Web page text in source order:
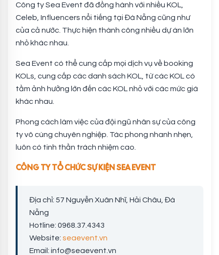
Công ty Sea Event đã đồng hành với nhiều KOL,
Celeb, Influencers nổi tiếng tại Đà Nẵng cũng như
của cả nước. Thực hiện thành công nhiều dự án lớn
nhỏ khác nhau.
Sea Event có thể cung cấp mọi dịch vụ về booking
KOLs, cung cấp các danh sách KOL, từ các KOL có
tầm ảnh hưởng lớn đến các KOL nhỏ với các mức giá
khác nhau.
Phong cách làm việc của đội ngũ nhân sự của công
ty vô cùng chuyên nghiệp. Tác phong nhanh nhẹn,
luôn có tinh thần trách nhiệm cao.
CÔNG TY TỔ CHỨC SỰ KIỆN SEA EVENT
Địa chỉ: 57 Nguyễn Xuân Nhĩ, Hải Châu, Đà
Nẵng
Hotline: 0968.37.4343
Website: seaevent.vn
Email: info@seaevent.vn